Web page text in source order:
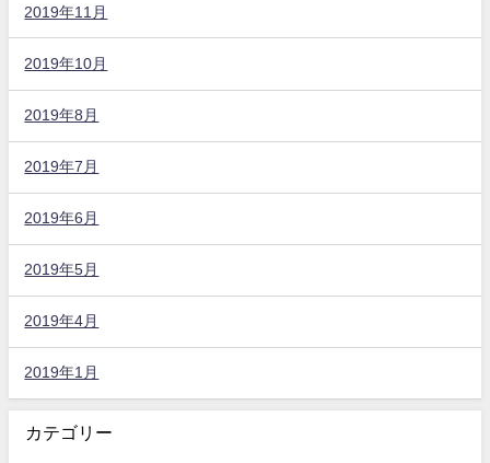
2019年11月
2019年10月
2019年8月
2019年7月
2019年6月
2019年5月
2019年4月
2019年1月
カテゴリー